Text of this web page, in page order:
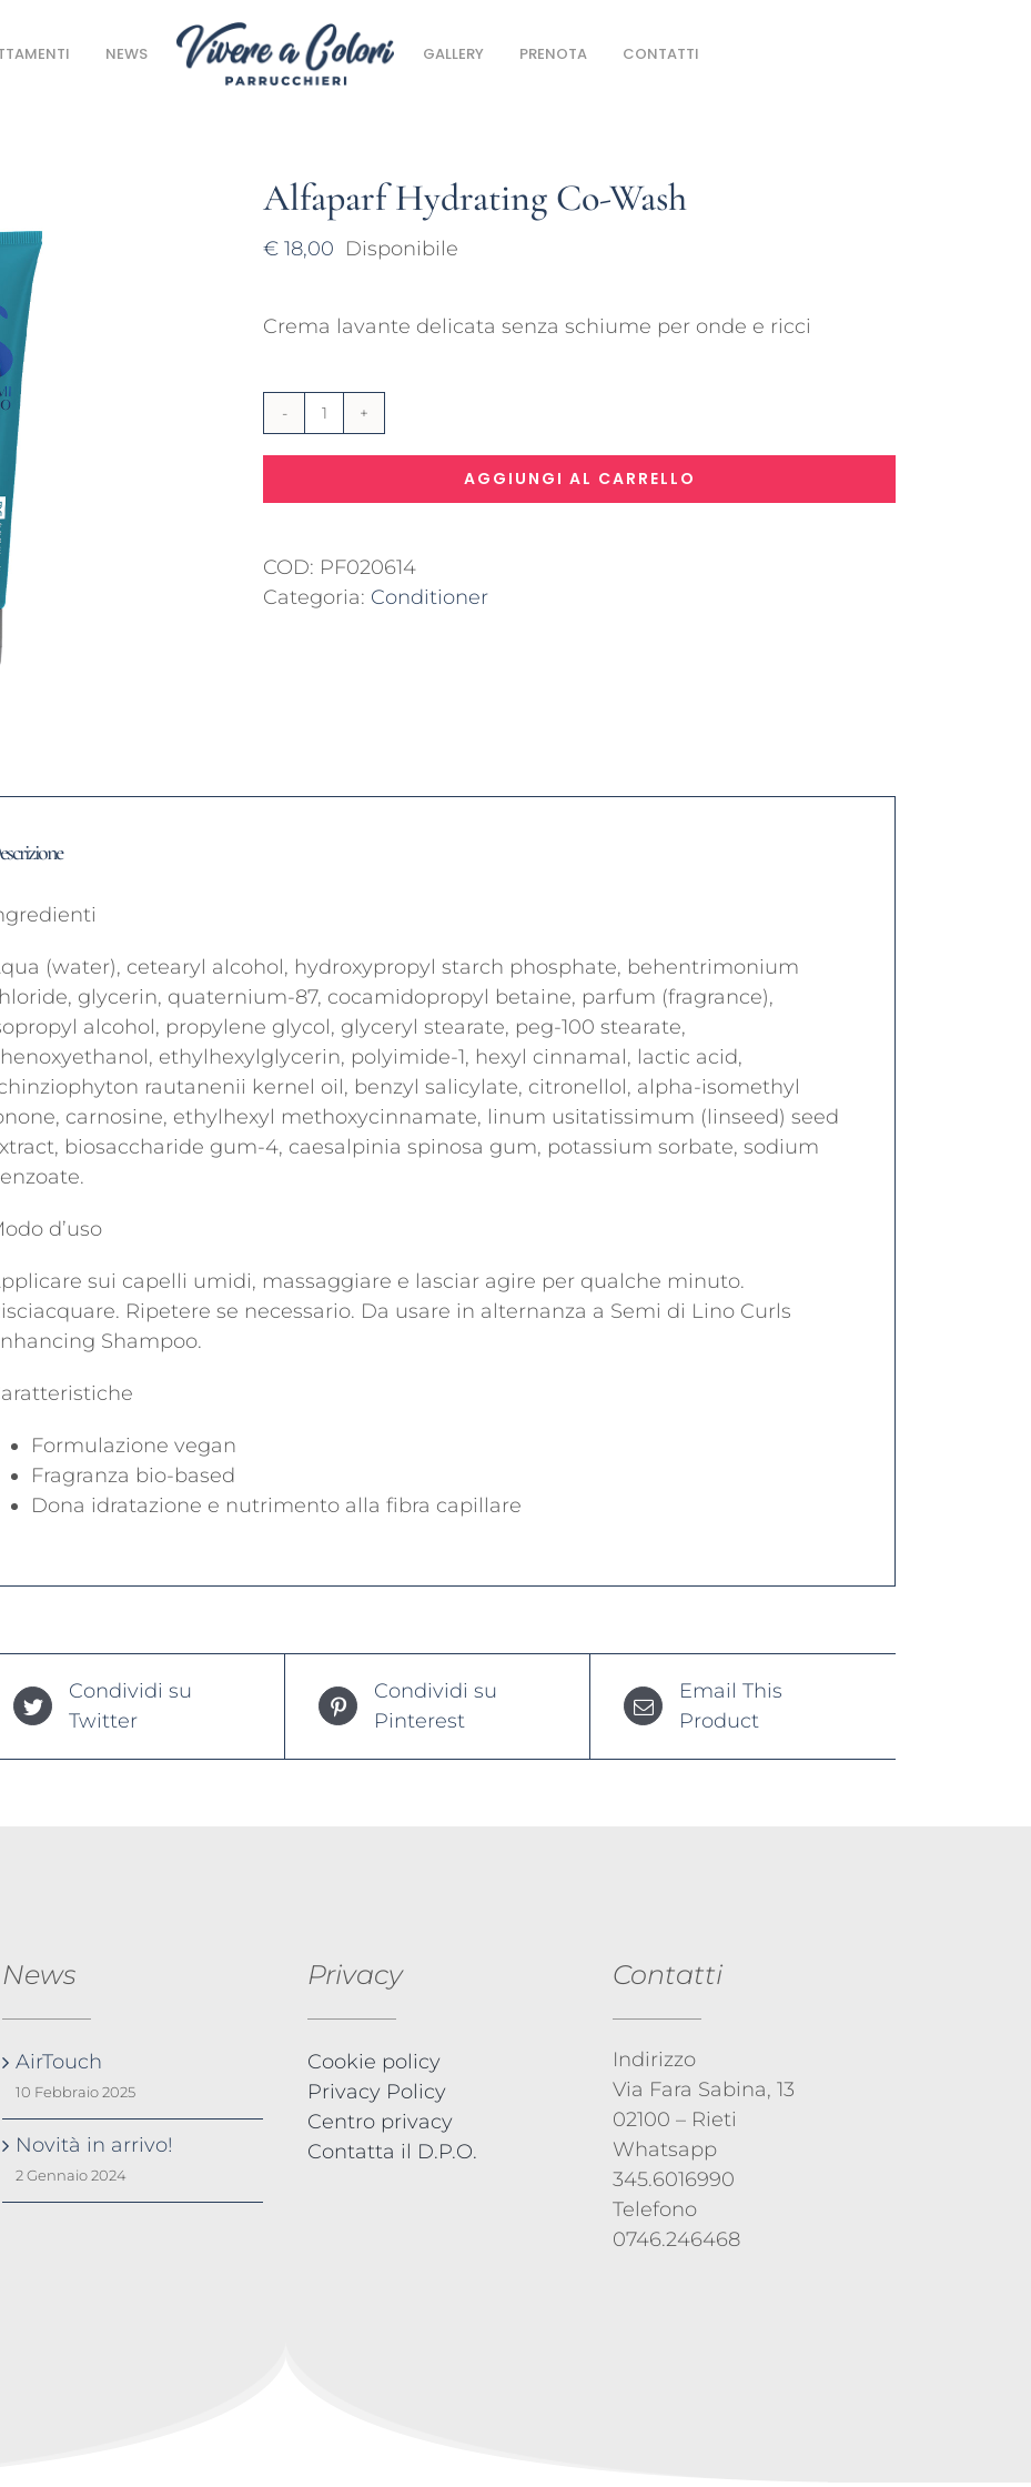
NEWS GALLERY PRENOTA CONTATTI
Alfaparf Hydrating Co-Wash
€ 18,00 Disponibile
Crema lavante delicata senza schiume per onde e ricci
Alfaparf
Hydrating
AGGIUNGI AL CARRELLO
COD: PF020614
Categoria: Conditioner
(water), cetearyl alcohol, hydroxypropyl starch phosphate, behentrimonium
glycerin, quaternium-87, cocamidopropyl betaine, parfum (fragrance),
alcohol, propylene glycol, glyceryl stearate, peg-100 stearate,
ethylhexylglycerin, polyimide-1, hexyl cinnamal, lactic acid,
rautanenii kernel oil, benzyl salicylate, citronellol, alpha-isomethyl
carnosine, ethylhexyl methoxycinnamate, linum usitatissimum (linseed) seed
biosaccharide gum-4, caesalpinia spinosa gum, potassium sorbate, sodium
d’uso
sui capelli umidi, massaggiare e lasciar agire per qualche minuto.
Ripetere se necessario. Da usare in alternanza a Semi di Lino Curls
Shampoo.
Formulazione vegan
Fragranza bio-based
Dona idratazione e nutrimento alla fibra capillare
Condividi su
Twitter
Condividi su
Pinterest
Email This
Product
News
AirTouch
10 Febbraio 2025
Novità in arrivo!
2 Gennaio 2024
Privacy
Cookie policy
Privacy Policy
Centro privacy
Contatta il D.P.O.
Contatti
Indirizzo
Via Fara Sabina, 13
02100 – Rieti
Whatsapp
345.6016990
Telefono
0746.246468